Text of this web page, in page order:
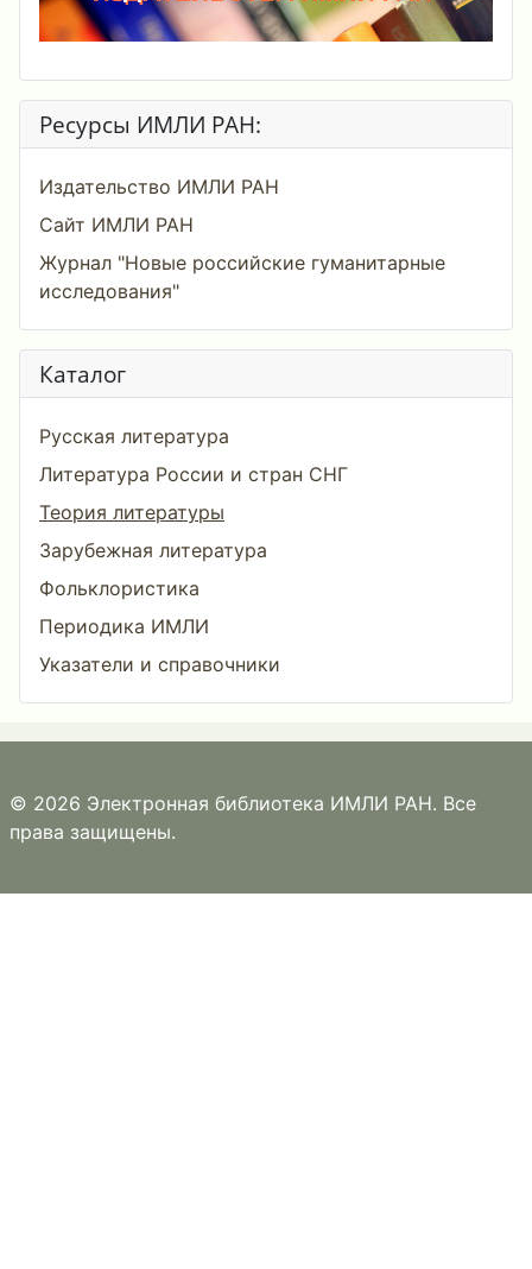
Ресурсы ИМЛИ РАН:
Издательство ИМЛИ РАН
Сайт ИМЛИ РАН
Журнал "Новые российские гуманитарные
исследования"
Каталог
Русская литература
Литература России и стран СНГ
Теория литературы
Зарубежная литература
Фольклористика
Периодика ИМЛИ
Указатели и справочники
© 2026 Электронная библиотека ИМЛИ РАН. Все
права защищены.